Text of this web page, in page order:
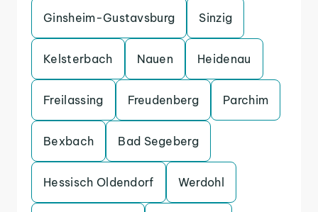
Ginsheim-Gustavsburg Sinzig
Kelsterbach Nauen Heidenau
Freilassing Freudenberg Parchim
Bexbach Bad Segeberg
Hessisch Oldendorf Werdohl